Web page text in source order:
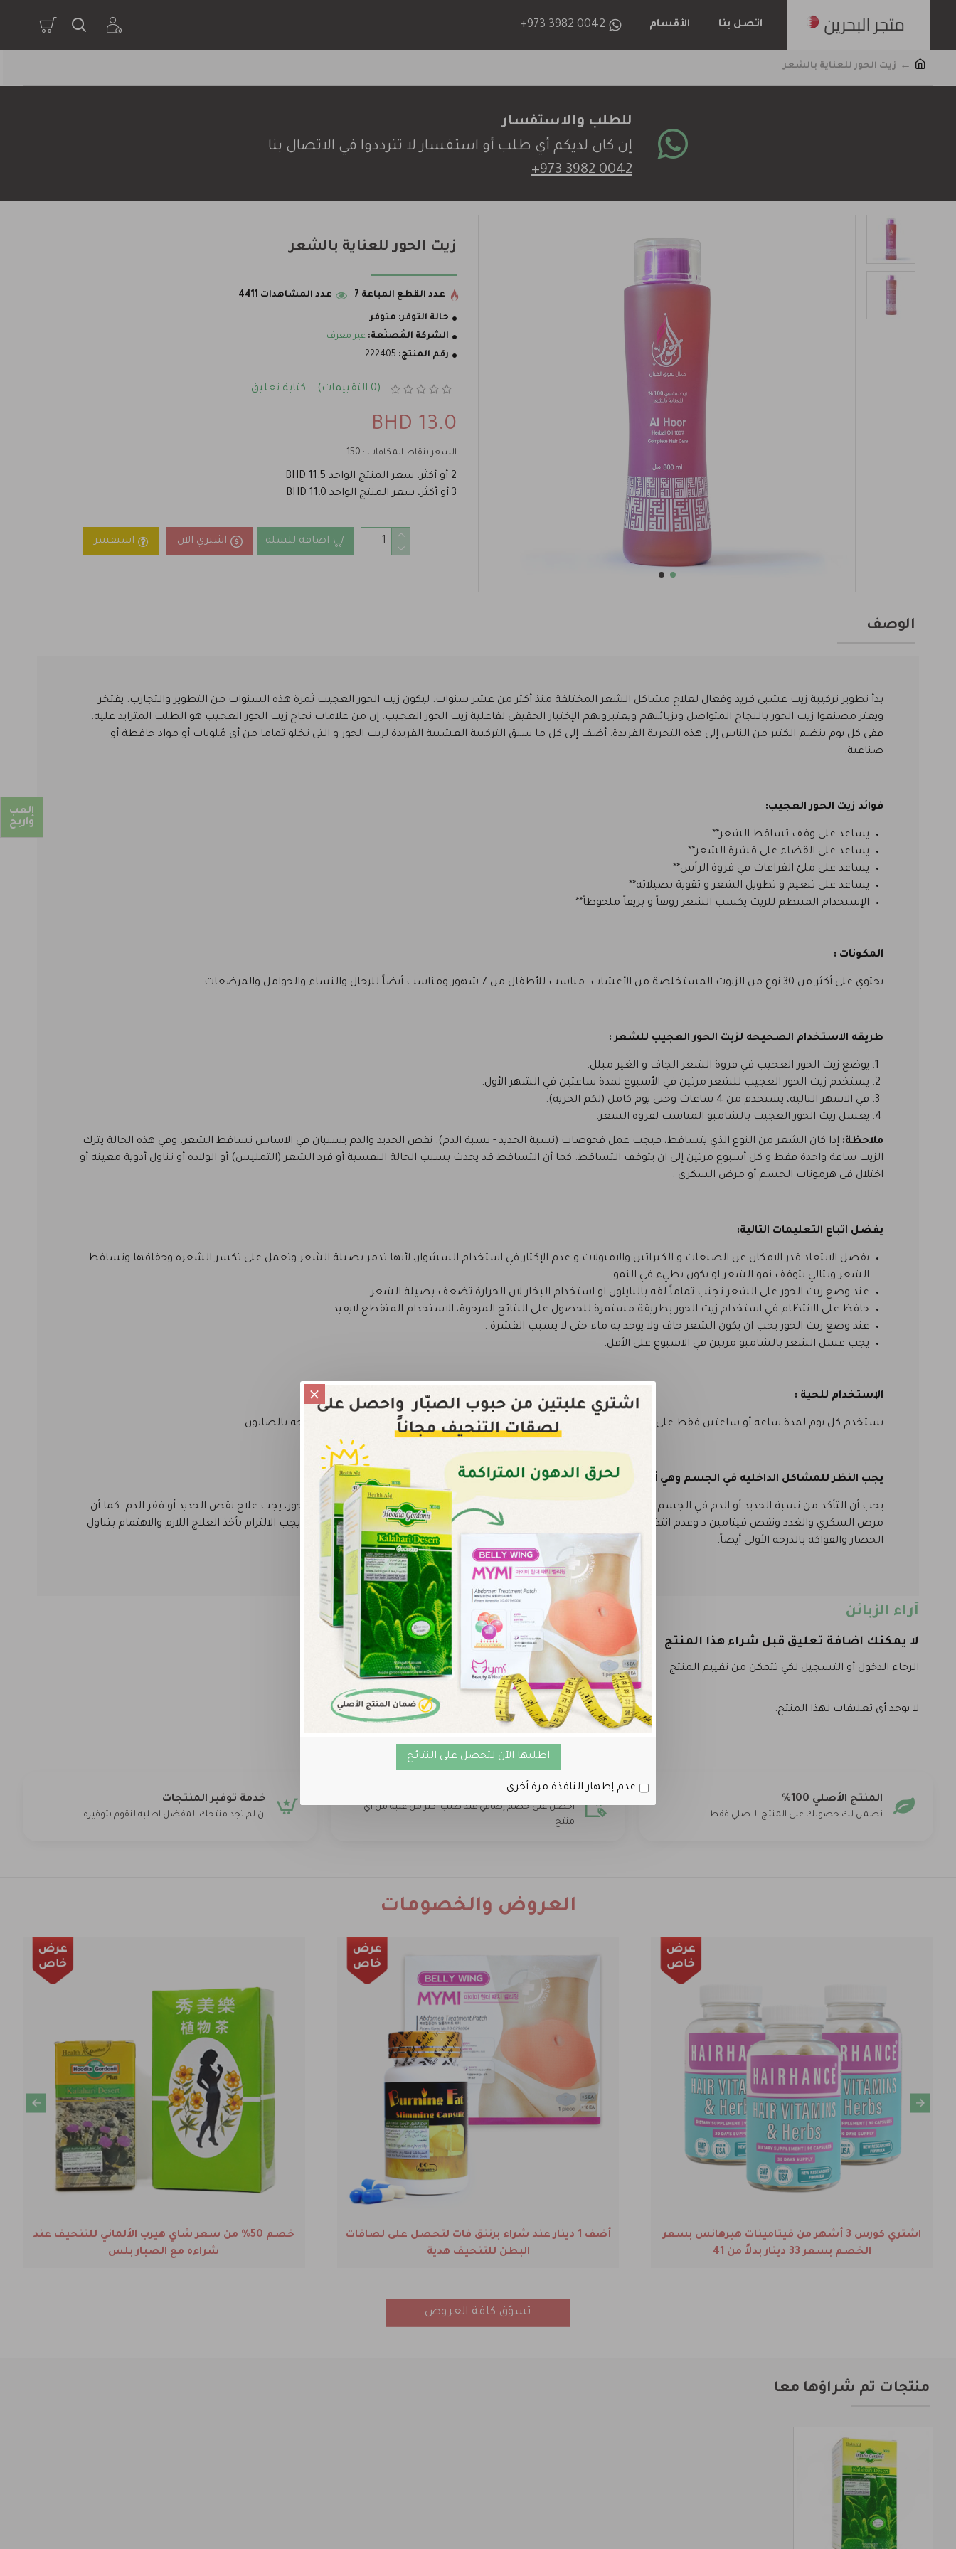
اطلبها الآن لتحصل على النتائج
عدم إظهار النافذة مرة أخرى
اتصل بنا الأقسام +973 3982 0042
زيت الحور للعناية بالشعر
للطلب والاستفسار
إن كان لديكم أي طلب أو استفسار لا تترددوا في الاتصال بنا
+973 3982 0042
زيت الحور للعناية بالشعر
حالة التوفر: متوفر
الشركة المُصنّعة: غير معرف
رقم المنتج: 222405
عدد القطع المباعة 7 عدد المشاهدات 4411
(0 التقييمات) - كتابة تعليق
13.0 BHD
السعر بنقاط المكافآت : 150
2 أو أكثر، سعر المنتج الواحد 11.5 BHD
3 أو أكثر، سعر المنتج الواحد 11.0 BHD
اضافة للسلة اشتري الآن استفسر
الوصف
بدأ تطوير تركيبة زيت عشبي فريد وفعال لعلاج مشاكل الشعر المختلفة منذ أكثر من عشر سنوات. ليكون زيت الحور العجيب ثمرة هذه السنوات من التطوير والتجارب. يفتخر
ويعتز مصنعوا زيت الحور بالنجاح المتواصل وبزبائنهم ويعتبرونهم الإختبار الحقيقي لفاعلية زيت الحور العجيب. إن من علامات نجاح زيت الحور العجيب هو الطلب المتزايد عليه.
ففي كل يوم ينضم الكثير من الناس إلى هذه التجربة الفريدة. أضف إلى كل ما سبق التركيبة العشبية الفريدة لزيت الحور و التي تخلو تماما من أي مُلونات أو مواد حافظة أو
صناعية.
فوائد زيت الحور العجيب:
يساعد على وقف تساقط الشعر**
يساعد على القضاء على قشرة الشعر**
يساعد على ملئ الفراغات في فروة الرأس**
يساعد على تنعيم و تطويل الشعر و تقوية بصيلاته**
الإستخدام المنتظم للزيت يكسب الشعر رونقاً و بريقاً ملحوظاً**
المكونات :
يحتوي على أكثر من 30 نوع من الزيوت المستخلصة من الأعشاب. مناسب للأطفال من 7 شهور ومناسب أيضاً للرجال والنساء والحوامل والمرضعات.
طريقه الاستخدام الصحيحه لزيت الحور العجيب للشعر:
يوضع زيت الحور العجيب في فروة الشعر الجاف و الغير مبلل.
يستخدم زيت الحور العجيب للشعر مرتين في الأسبوع لمدة ساعتين في الشهر الأول.
في الاشهر التالية، يستخدم من 4 ساعات وحتى يوم كامل (لكم الحرية).
يغسل زيت الحور العجيب بالشامبو المناسب لفروة الشعر.
ملاحظة: إذا كان الشعر من النوع الذي يتساقط، فيجب عمل فحوصات (نسبة الحديد - نسبة الدم). نقص الحديد والدم يسببان في الاساس تساقط الشعر. وفي هذه الحالة يترك
الزيت ساعة واحدة فقط و كل أسبوع مرتين إلى ان يتوقف التساقط. كما أن التساقط قد يحدث بسبب الحالة النفسية أو فرد الشعر (التمليس) أو الولاده أو تناول أدوية معينه أو
اختلال في هرمونات الجسم أو مرض السكري .
يفضل اتباع التعليمات التالية:
يفضل الابتعاد قدر الامكان عن الصبغات و الكيراتين والامبولات و عدم الإكثار في استخدام السشوار، ﻷنها تدمر بصيلة الشعر وتعمل على تكسر الشعره وجفافها وتساقط
الشعر وبتالي يتوقف نمو الشعر او يكون بطيء في النمو .
عند وضع زيت الحور على الشعر تجنب تماماً لفه بالنايلون او استخدام البخار لان الحرارة تضعف بصيلة الشعر.
حافظ على الانتظام في استخدام زيت الحور بطريقة مستمرة للحصول على النتائج المرجوة، الاستخدام المتقطع لايفيد .
عند وضع زيت الحور يجب ان يكون الشعر جاف ولا يوجد به ماء حتى لا يسبب القشرة .
يجب غسل الشعر بالشامبو مرتين في الاسبوع على الأقل.
الإستخدام للحية :
يستخدم كل يوم لمدة ساعه أو ساعتين فقط على بشرة جافة مع عمل مساج بشكل دائري ليدخل في المسامات. ثم يغسل الوجه بالصابون.
يجب النظر للمشاكل الداخليه في الجسم وهي أهم أسباب تساقط الشعر :
يجب أن التأكد من نسبة الحديد أو الدم في الجسم. نقصهما يسبب تساقط الشعر. وحتى تستفيدوا بشكل كبير من نتائج زيت الحور، يجب علاج نقص الحديد أو فقر الدم. كما أن
مرض السكري والغدد ونقص فيتامين د وعدم انتظام الهرمونات وحبوب منع الحمل والتوتر له أسباب كبيرة في تساقط الشعر. يجب الالتزام بأخذ العلاج اللازم والاهتمام بتناول
الخضار والفواكه بالدرجه الأولى أيضاً.
آراء الزبائن
لا يمكنك اضافة تعليق قبل شراء هذا المنتج
الرجاء الدخول أو التسجيل لكي تتمكن من تقييم المنتج
لا يوجد أي تعليقات لهذا المنتج.
المنتج الأصلي 100%
نضمن لك حصولك على المنتج الاصلي فقط
خصم عند طلب أكثر من علبة
أحصل على خصم إضافي عند طلب أكثر من علبة من أي
منتج
خدمة توفير المنتجات
ان لم تجد منتجك المفضل اطلبه لنقوم بتوفيره
العروض والخصومات
اشتري كورس 3 أشهر من فيتامينات هيرهانس بسعر
الخصم بسعر 33 دينار بدلاً من 41
أضف 1 دينار عند شراء برننق فات لتحصل على لصاقات
البطن للتنحيف هدية
خصم 50% من سعر شاي هيرب الألماني للتنحيف عند
شراءه مع الصبار بلس
تسوّق كافة العروض
منتجات تم شراؤها معا
إلعب
واربح